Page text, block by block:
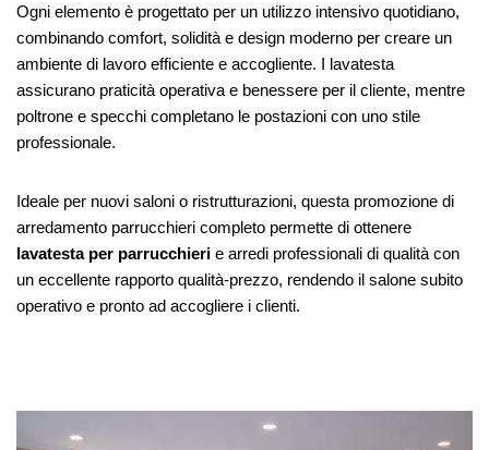
Ogni elemento è progettato per un utilizzo intensivo quotidiano,
combinando comfort, solidità e design moderno per creare un
ambiente di lavoro efficiente e accogliente. I lavatesta
assicurano praticità operativa e benessere per il cliente, mentre
poltrone e specchi completano le postazioni con uno stile
professionale.
Ideale per nuovi saloni o ristrutturazioni, questa promozione di
arredamento parrucchieri completo permette di ottenere
lavatesta per parrucchieri e arredi professionali di qualità con
un eccellente rapporto qualità-prezzo, rendendo il salone subito
operativo e pronto ad accogliere i clienti.